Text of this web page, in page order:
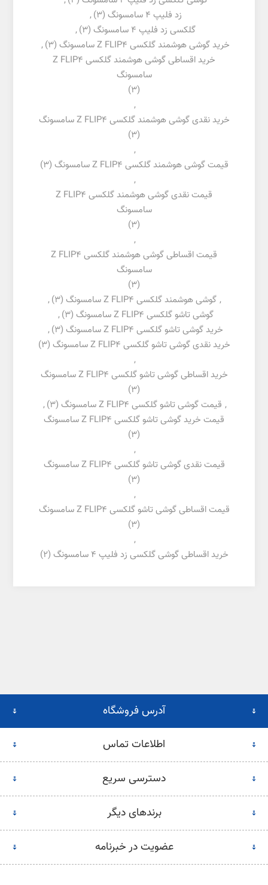
زد فلیپ 4 سامسونگ
(3)
,
گلکسی زد فلیپ 4 سامسونگ
(3)
,
خرید گوشی هوشمند گلکسی Z FLIP4 سامسونگ
(3)
,
خرید اقساطی گوشی هوشمند گلکسی Z FLIP4
سامسونگ
(3)
,
خرید نقدی گوشی هوشمند گلکسی Z FLIP4 سامسونگ
(3)
,
قیمت گوشی هوشمند گلکسی Z FLIP4 سامسونگ
(3)
,
قیمت نقدی گوشی هوشمند گلکسی Z FLIP4
سامسونگ
(3)
,
قیمت اقساطی گوشی هوشمند گلکسی Z FLIP4
سامسونگ
(3)
, گوشی هوشمند گلکسی Z FLIP4 سامسونگ (3)
,
گوشی تاشو گلکسی Z FLIP4 سامسونگ
(3)
,
خرید گوشی تاشو گلکسی Z FLIP4 سامسونگ
(3)
,
خرید نقدی گوشی تاشو گلکسی Z FLIP4 سامسونگ
(3)
,
خرید اقساطی گوشی تاشو گلکسی Z FLIP4 سامسونگ
(3)
, قیمت گوشی تاشو گلکسی Z FLIP4 سامسونگ (3)
,
قیمت خرید گوشی تاشو گلکسی Z FLIP4 سامسونگ
(3)
,
قیمت نقدی گوشی تاشو گلکسی Z FLIP4 سامسونگ
(3)
,
قیمت اقساطی گوشی تاشو گلکسی Z FLIP4 سامسونگ
(3)
,
خرید اقساطی گوشی گلکسی زد فلیپ 4 سامسونگ
(2)
آدرس فروشگاه
اطلاعات تماس
دسترسی سریع
برندهای دیگر
عضویت در خبرنامه